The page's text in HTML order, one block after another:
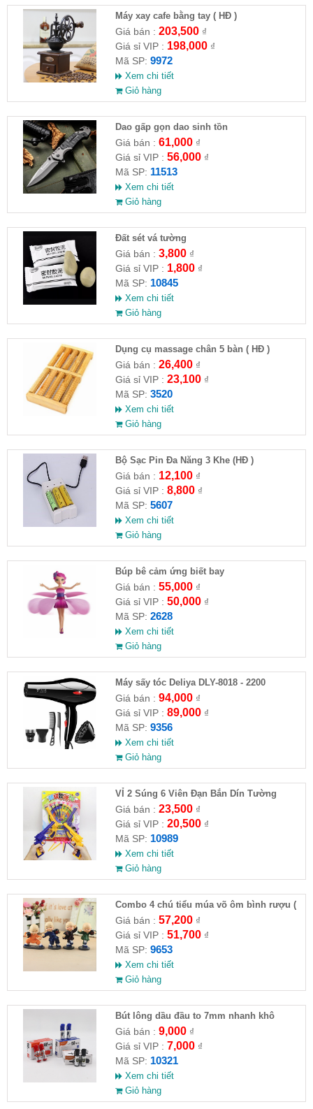
Máy xay cafe bằng tay ( HĐ )
Giá bán : 203,500₫
Giá sỉ VIP : 198,000₫
Mã SP: 9972
Xem chi tiết
Giỏ hàng
Dao gấp gọn dao sinh tồn
Giá bán : 61,000₫
Giá sỉ VIP : 56,000₫
Mã SP: 11513
Xem chi tiết
Giỏ hàng
Đất sét vá tường
Giá bán : 3,800₫
Giá sỉ VIP : 1,800₫
Mã SP: 10845
Xem chi tiết
Giỏ hàng
Dụng cụ massage chân 5 bàn ( HĐ )
Giá bán : 26,400₫
Giá sỉ VIP : 23,100₫
Mã SP: 3520
Xem chi tiết
Giỏ hàng
Bộ Sạc Pin Đa Năng 3 Khe (HĐ )
Giá bán : 12,100₫
Giá sỉ VIP : 8,800₫
Mã SP: 5607
Xem chi tiết
Giỏ hàng
​Búp bê cảm ứng biết bay
Giá bán : 55,000₫
Giá sỉ VIP : 50,000₫
Mã SP: 2628
Xem chi tiết
Giỏ hàng
Máy sấy tóc Deliya DLY-8018 - 2200
Giá bán : 94,000₫
Giá sỉ VIP : 89,000₫
Mã SP: 9356
Xem chi tiết
Giỏ hàng
VỈ 2 Súng 6 Viên Đạn Bắn Dín Tường
Giá bán : 23,500₫
Giá sỉ VIP : 20,500₫
Mã SP: 10989
Xem chi tiết
Giỏ hàng
Combo 4 chú tiểu múa võ ôm bình rượu (
HĐ )
Giá bán : 57,200₫
Giá sỉ VIP : 51,700₫
Mã SP: 9653
Xem chi tiết
Giỏ hàng
Bút lông dầu đầu to 7mm nhanh khô
Giá bán : 9,000₫
Giá sỉ VIP : 7,000₫
Mã SP: 10321
Xem chi tiết
Giỏ hàng